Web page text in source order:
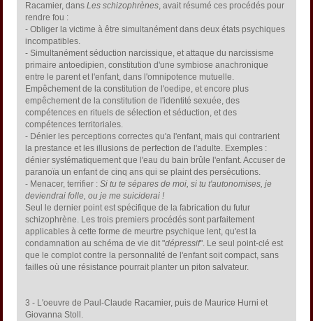
Racamier, dansLes schizophrènes, avait résumé ces procédés pour
rendre fou :
- Obliger la victime à être simultanément dans deux états psychiques
incompatibles.
- Simultanément séduction narcissique, et attaque du narcissisme
primaire antoedipien, constitution d'une symbiose anachronique
entre le parent et l'enfant, dans l'omnipotence mutuelle.
Empêchement de la constitution de l'oedipe, et encore plus
empêchement de la constitution de l'identité sexuée, des
compétences en rituels de sélection et séduction, et des
compétences territoriales.
- Dénier les perceptions correctes qu'a l'enfant, mais qui contrarient
la prestance et les illusions de perfection de l'adulte. Exemples :
dénier systématiquement que l'eau du bain brûle l'enfant. Accuser de
paranoïa un enfant de cinq ans qui se plaint des persécutions.
- Menacer, terrifier :Si tu te sépares de moi, si tu t'autonomises, je
deviendrai folle, ou je me suiciderai !
Seul le dernier point est spécifique de la fabrication du futur
schizophrène. Les trois premiers procédés sont parfaitement
applicables à cette forme de meurtre psychique lent, qu'est la
condamnation au schéma de vie dit "dépressif". Le seul point-clé est
que le complot contre la personnalité de l'enfant soit compact, sans
failles où une résistance pourrait planter un piton salvateur.
3 - L'oeuvre de Paul-Claude Racamier, puis de Maurice Hurni et
Giovanna Stoll.